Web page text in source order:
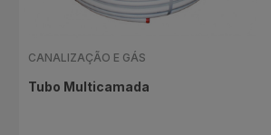
CANALIZAÇÃO E GÁS
Tubo Multicamada